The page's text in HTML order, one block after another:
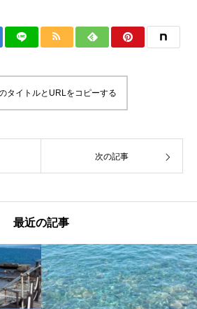
タイトルとURLをコピーする
次の記事
最近の記事